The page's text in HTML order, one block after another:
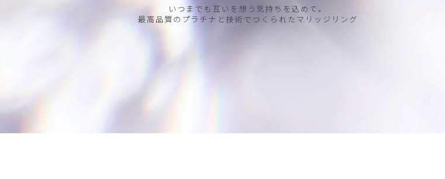
いつまでも互いを想う気持ちを込めて。
最高品質のプラチナと技術でつくられたマリッジリング